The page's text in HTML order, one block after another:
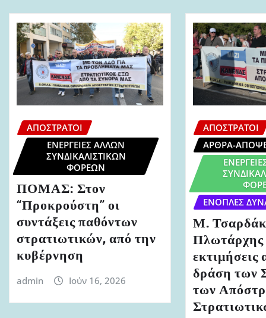
ΑΠΌΣΤΡΑΤΟΙ
ΕΝΈΡΓΕΙΕΣ ΆΛΛΩΝ
ΣΥΝΔΙΚΑΛΙΣΤΙΚΏΝ
ΦΟΡΈΩΝ
ΠΟΜΑΣ: Στον
“Προκρούστη” οι
συντάξεις παθόντων
στρατιωτικών, από την
κυβέρνηση
admin Ιούν 16, 2026
ΑΠΌΣΤΡΑΤΟΙ
ΆΡΘΡΑ-
ΈΝΟΠΛΕΣ
Μ.
Πλωτάρχης
εκτιμήσεις
δράση των
των